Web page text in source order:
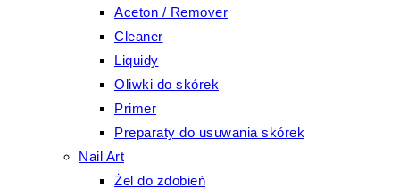
Aceton / Remover
Cleaner
Liquidy
Oliwki do skórek
Primer
Preparaty do usuwania skórek
Nail Art
Żel do zdobień